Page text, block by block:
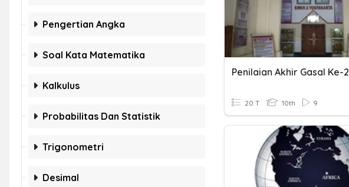
Pengertian Angka
Soal Kata Matematika
Kalkulus
Probabilitas Dan Statistik
Trigonometri
Desimal
Penilaian Akhir Gasal Ke-2
20 T 10th 9